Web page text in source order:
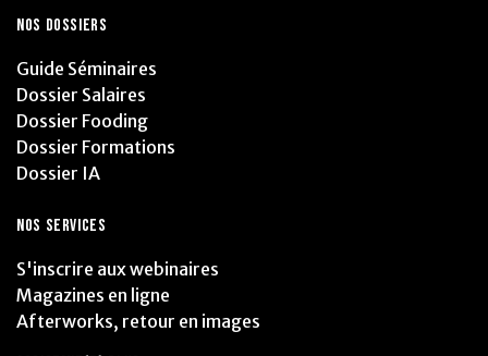
NOS DOSSIERS
Guide Séminaires
Dossier Salaires
Dossier Fooding
Dossier Formations
Dossier IA
NOS SERVICES
S'inscrire aux webinaires
Magazines en ligne
Afterworks, retour en images